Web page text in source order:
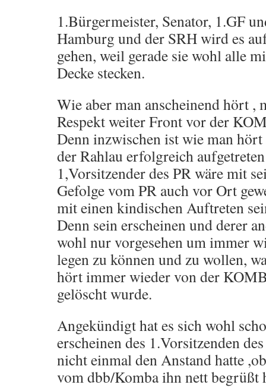
1.Bürgermeister, Senator, 1.GF
Hamburg und der SRH wird es
gehen, weil gerade sie wohl alle
Decke stecken.
Wie aber man anscheinend hört ,
Respekt weiter Front vor der
Denn inzwischen ist wie man
der Rahlau erfolgreich
1,Vorsitzender des PR wäre mit
Gefolge vom PR auch vor Ort
mit einen kindischen Auftreten
Denn sein erscheinen und derer
wohl nur vorgesehen um immer
legen zu können und zu wollen,
hört immer wieder von der
gelöscht wurde.
Angekündigt hat es sich wohl
erscheinen des 1.Vorsitzenden
nicht einmal den Anstand hatte
vom dbb/Komba ihn nett begrüßt